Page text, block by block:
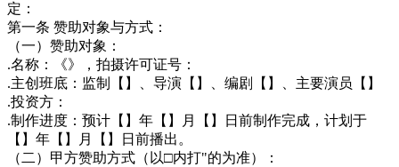
定：
第一条 赞助对象与方式：
（一）赞助对象：
.名称：《》，拍摄许可证号：
.主创班底：监制【】、导演【】、编剧【】、主要演员【】
.投资方：
.制作进度：预计【】年【】月【】日前制作完成，计划于
【】年【】月【】日前播出。
（二）甲方赞助方式（以□内打"的为准）：